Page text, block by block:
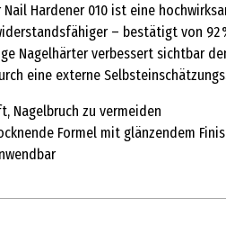
Nail Hardener 010 ist eine
– bestätigt von 92
Nagelhärter verbessert sichtbar
eine externe
Nagelbruch zu vermeiden
Formel mit glänzendem